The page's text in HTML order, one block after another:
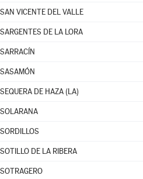
SAN VICENTE DEL VALLE
SARGENTES DE LA LORA
SARRACÍN
SASAMÓN
SEQUERA DE HAZA (LA)
SOLARANA
SORDILLOS
SOTILLO DE LA RIBERA
SOTRAGERO